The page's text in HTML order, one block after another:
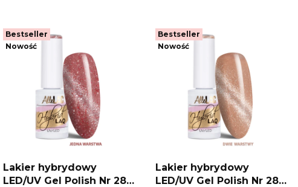
Bestseller
Nowość
Lakier hybrydowy
LED/UV Gel Polish Nr 287
Bestseller
Nowość
Lakier hybrydowy
LED/UV Gel Polish Nr 286